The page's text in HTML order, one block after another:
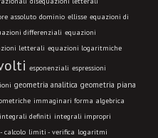
assoluto dominio ellisse equazioni di
differenziali equazioni
letterali equazioni logaritmiche
esponenziali espressioni
geometria analitica geometria piana
immaginari forma algebrica
integrali definiti integrali impropri
calcolo limiti - verifica logaritmi